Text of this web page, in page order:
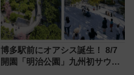
博多駅前にオアシス誕生！ 8/7
開園「明治公園」九州初サウナ